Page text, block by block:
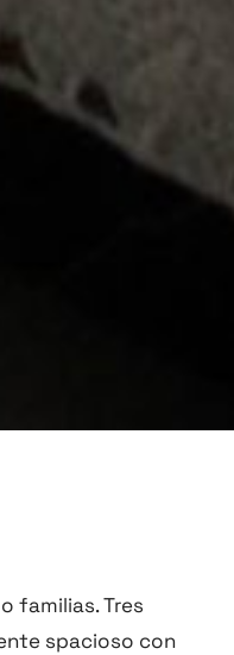
familias. Tres
spacioso con